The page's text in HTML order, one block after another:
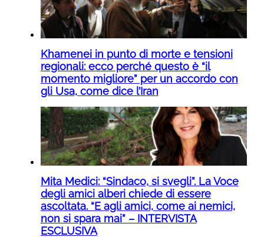
Khamenei in punto di morte e tensioni
regionali: ecco perché questo è “il
momento migliore” per un accordo con
gli Usa, come dice l’Iran
Mita Medici: “Sindaco, si svegli”. La Voce
degli amici alberi chiede di essere
ascoltata. “E agli amici, come ai nemici,
non si spara mai” – INTERVISTA
ESCLUSIVA